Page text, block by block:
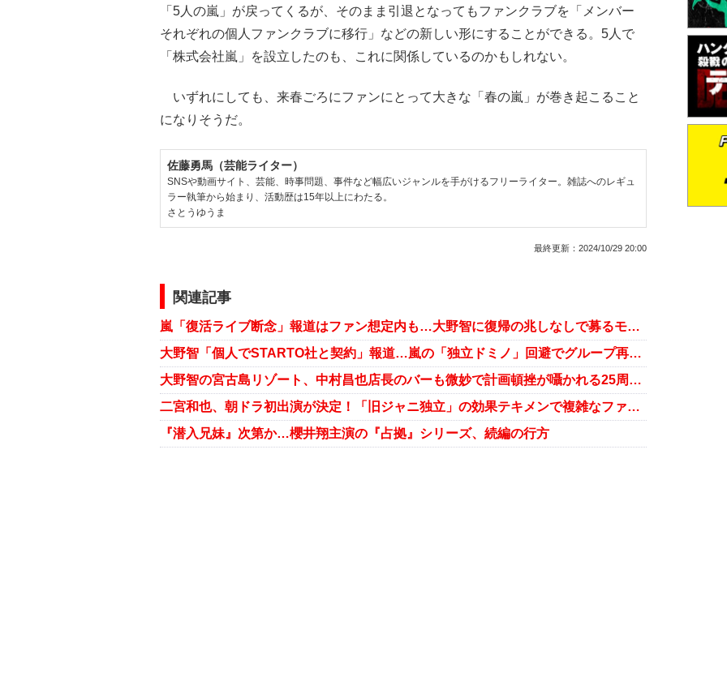
「5人の嵐」が戻ってくるが、そのまま引退となってもファンクラブを「メンバー
それぞれの個人ファンクラブに移行」などの新しい形にすることができる。5人で
「株式会社嵐」を設立したのも、これに関係しているのかもしれない。
いずれにしても、来春ごろにファンにとって大きな「春の嵐」が巻き起こること
になりそうだ。
佐藤勇馬（芸能ライター）
SNSや動画サイト、芸能、時事問題、事件など幅広いジャンルを手がけるフリーライター。雑誌へのレギュ
ラー執筆から始まり、活動歴は15年以上にわたる。
さとうゆうま
最終更新： 2024/10/29 20:00
関連記事
嵐「復活ライブ断念」報道はファン想定内も…大野智に復帰の兆しなしで募るモヤモヤ
大野智「個人でSTARTO社と契約」報道…嵐の「独立ドミノ」回避でグループ再始動に希望
大野智の宮古島リゾート、中村昌也店長のバーも微妙で計画頓挫が囁かれる25周年イヤーの「嵐復活」
二宮和也、朝ドラ初出演が決定！「旧ジャニ独立」の効果テキメンで複雑なファンも
『潜入兄妹』次第か…櫻井翔主演の『占拠』シリーズ、続編の行方